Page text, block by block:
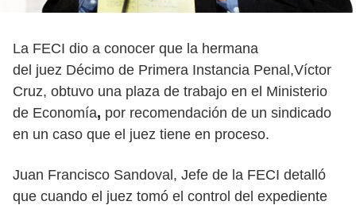
La FECI dio a conocer que la hermana
del juez Décimo de Primera Instancia Penal,Víctor
Cruz, obtuvo una plaza de trabajo en el Ministerio
de Economía, por recomendación de un sindicado
en un caso que el juez tiene en proceso.
Juan Francisco Sandoval, Jefe de la FECI detalló
que cuando el juez tomó el control del expediente